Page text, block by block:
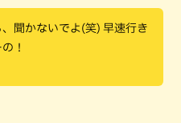
聞かないでよ(笑) 早速行き
！